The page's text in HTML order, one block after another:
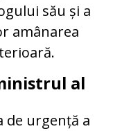
său și a
amânarea
al
de urgență a